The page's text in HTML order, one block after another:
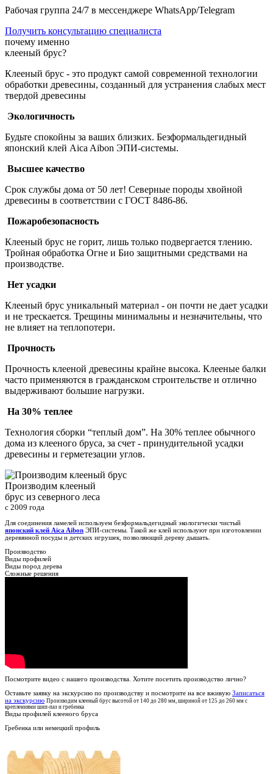
Рабочая группа 24/7 в мессенджере WhatsApp/Telegram
Получить консультацию специалиста
почему именно
клееный брус?
Клееный брус - это продукт самой современной технологии
обработки древесины, созданный для устранения слабых мест
твердой древесины
Экологичность
Будьте спокойны за ваших близких. Безформальдегидный
японский клей Aica Aibon ЭПИ-системы.
Высшее качество
Срок службы дома от 50 лет! Северные породы хвойной
древесины в соответствии с ГОСТ 8486-86.
Пожаробезопасность
Клееный брус не горит, лишь только подвергается тлению.
Тройная обработка Огне и Био защитными средствами на
производстве.
Нет усадки
Клееный брус уникальный материал - он почти не дает усадки
и не трескается. Трещины минимальны и незначительны, что
не влияет на теплопотери.
Прочность
Прочность клееной древесины крайне высока. Клееные балки
часто применяются в гражданском строительстве и отлично
выдерживают большие нагрузки.
На 30% теплее
Технология сборки “теплый дом”. На 30% теплее обычного
дома из клееного бруса, за счет - принудительной усадки
древесины и герметезации углов.
Производим клееный
брус из северного леса
с 2009 года
Для соединения ламелей используем безформальдегидный экологически чистый
японский клей Aica Aibon ЭПИ-системы. Такой же клей используют при изготовлении
деревянной посуды и детских игрушек, позволяющий дереву дышать.
Производство
Виды профилей
Виды пород дерева
Сложные решения
Посмотрите видео с нашего производства. Хотите посетить производство лично?
Оставьте заявку на экскурсию по производству и посмотрите на все вживую Записаться
на экскурсию Производим клееный брус высотой от 140 до 280 мм, шириной от 125 до 260 мм с
креплениями шип-паз и гребенка
Виды профилей клееного бруса
Гребенка или немецкий профиль